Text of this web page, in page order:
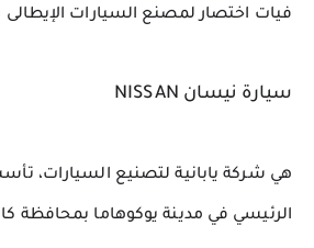
فيات اختصار لمصنع السيارات الإيطالى
سيارة نيسان NISSAN
الرئيسي في مدينة يوكوهاما بمحافظة